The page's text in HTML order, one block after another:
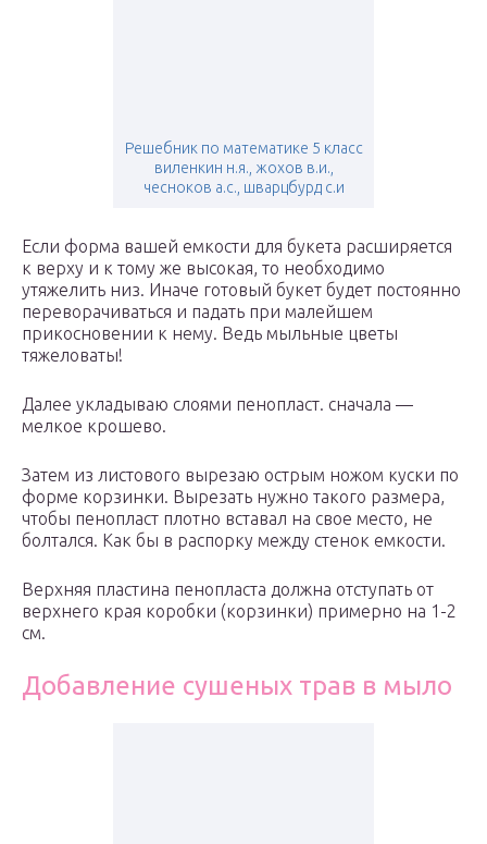
Решебник по математике 5 класс
виленкин н.я., жохов в.и.,
чесноков а.с., шварцбурд с.и
Если форма вашей емкости для букета расширяется
к верху и к тому же высокая, то необходимо
утяжелить низ. Иначе готовый букет будет постоянно
переворачиваться и падать при малейшем
прикосновении к нему. Ведь мыльные цветы
тяжеловаты!
Далее укладываю слоями пенопласт. сначала —
мелкое крошево.
Затем из листового вырезаю острым ножом куски по
форме корзинки. Вырезать нужно такого размера,
чтобы пенопласт плотно вставал на свое место, не
болтался. Как бы в распорку между стенок емкости.
Верхняя пластина пенопласта должна отступать от
верхнего края коробки (корзинки) примерно на 1-2
см.
Добавление сушеных трав в мыло